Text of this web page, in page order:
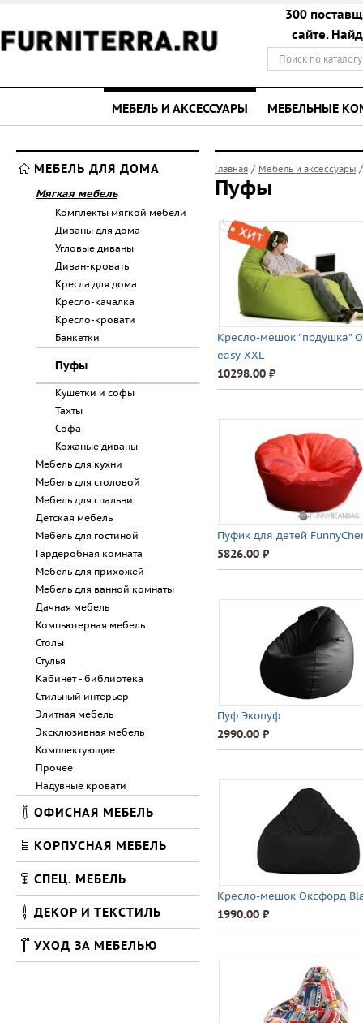
300
сайте.
МЕБЕЛЬ И АКСЕССУАРЫ МЕБЕЛЬНЫЕ
Главная / Мебель и аксессуары
Пуфы
Кресло-мешок "подушка"
easy XXL
10298.00 ⃏
Пуфик для детей
5826.00 ⃏
Пуф Экопуф
2990.00 ⃏
Кресло-мешок Оксфорд
1990.00 ⃏
МЕБЕЛЬ ДЛЯ ДОМА
Мягкая мебель
Комплекты мягкой мебели
Диваны для дома
Угловые диваны
Диван-кровать
Кресла для дома
Кресло-качалка
Кресло-кровати
Банкетки
Пуфы
Кушетки и софы
Тахты
Софа
Кожаные диваны
Мебель для кухни
Мебель для столовой
Мебель для спальни
Детская мебель
Мебель для гостиной
Гардеробная комната
Мебель для прихожей
Мебель для ванной комнаты
Дачная мебель
Компьютерная мебель
Столы
Стулья
Кабинет - библиотека
Стильный интерьер
Элитная мебель
Эксклюзивная мебель
Комплектующие
Прочее
Надувные кровати
ОФИСНАЯ МЕБЕЛЬ
КОРПУСНАЯ МЕБЕЛЬ
СПЕЦ. МЕБЕЛЬ
ДЕКОР И ТЕКСТИЛЬ
УХОД ЗА МЕБЕЛЬЮ